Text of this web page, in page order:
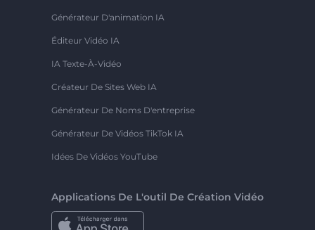
Générateur D'animation IA
Éditeur Vidéo IA
IA Texte-À-Vidéo
Créateur De Sites Web IA
Générateur De Noms D'entreprise
Générateur De Vidéos TikTok IA
Idées De Vidéos YouTube
Applications De L'outil De Création Vidéo